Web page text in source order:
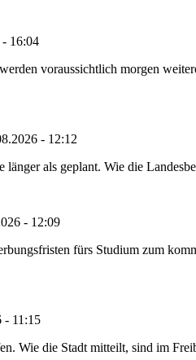
16:04
voraussichtlich morgen
- 12:12
als geplant. Wie die
- 12:09
fürs Studium zum
- 11:15
Wie die Stadt mitteilt, sind im